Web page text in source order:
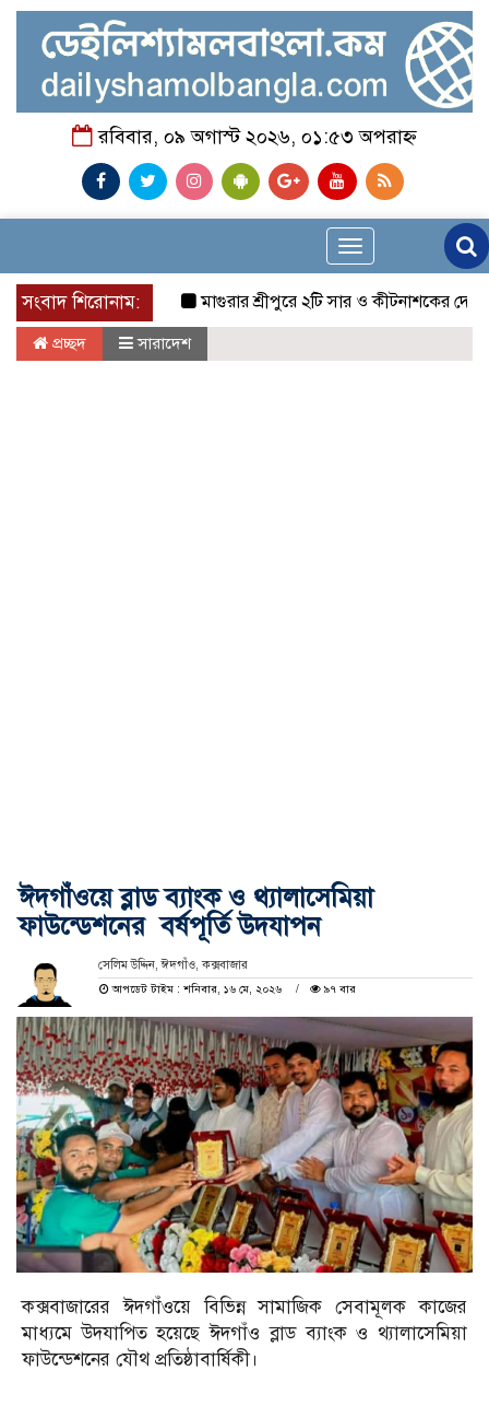
রবিবার, ০৯ অগাস্ট ২০২৬, ০১:৫৩ অপরাহ্ন
Toggle
navigation
সংবাদ শিরোনাম:
মাগুরার শ্রীপুরে ২টি সার ও কীটনাশকের দোকানে দুর্ধর্ষ
প্রচ্ছদ সারাদেশ
ঈদগাঁওয়ে ব্লাড ব্যাংক ও থ্যালাসেমিয়া
ফাউন্ডেশনের বর্ষপূর্তি উদযাপন
সেলিম উদ্দিন, ঈদগাঁও, কক্সবাজার
আপডেট টাইম : শনিবার, ১৬ মে, ২০২৬
৯৭ বার
কক্সবাজারের ঈদগাঁওয়ে বিভিন্ন সামাজিক সেবামূলক কাজের
মাধ্যমে উদযাপিত হয়েছে ঈদগাঁও ব্লাড ব্যাংক ও থ্যালাসেমিয়া
ফাউন্ডেশনের যৌথ প্রতিষ্ঠাবার্ষিকী।